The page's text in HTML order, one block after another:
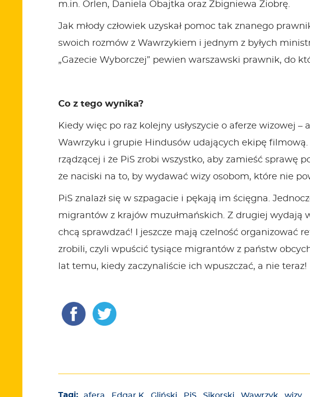
m.in. Orlen, Daniela Obajtka oraz Zbigniewa Ziobrę.
Jak młody człowiek uzyskał pomoc tak znanego
swoich rozmów z Wawrzykiem i jednym z byłych
„Gazecie Wyborczej” pewien warszawski prawnik, do
Co z tego wynika?
Kiedy więc po raz kolejny usłyszycie o aferze wizowej
Wawrzyku i grupie Hindusów udających ekipę
rządzącej i że PiS zrobi wszystko, aby zamieść sprawę
że naciski na to, by wydawać wizy osobom, które nie
PiS znalazł się w szpagacie i pękają im ścięgna.
migrantów z krajów muzułmańskich. Z drugiej wydają
chcą sprawdzać! I jeszcze mają czelność organizować
zrobili, czyli wpuścić tysiące migrantów z państw
lat temu, kiedy zaczynaliście ich wpuszczać, a nie teraz!
Tagi: